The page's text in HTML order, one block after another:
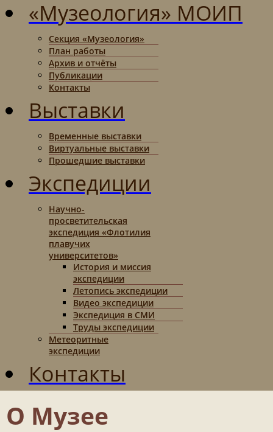
«Музеология» МОИП
Секция «Музеология»
План работы
Архив и отчёты
Публикации
Контакты
Выставки
Временные выставки
Виртуальные выставки
Прошедшие выставки
Экспедиции
Научно-
просветительская
экспедиция «Флотилия
плавучих
университетов»
История и миссия
экспедиции
Летопись экспедиции
Видео экспедиции
Экспедиция в СМИ
Труды экспедиции
Метеоритные
экспедиции
Контакты
О Музее